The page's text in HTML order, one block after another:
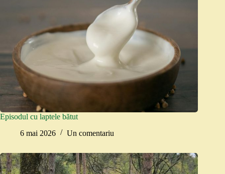
Episodul cu laptele bătut
6 mai 2026
Un comentariu